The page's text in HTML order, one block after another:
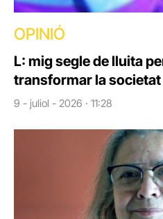
OPINIÓ
L: mig segle de lluita
transformar la societat
9 - juliol - 2026 · 11:28